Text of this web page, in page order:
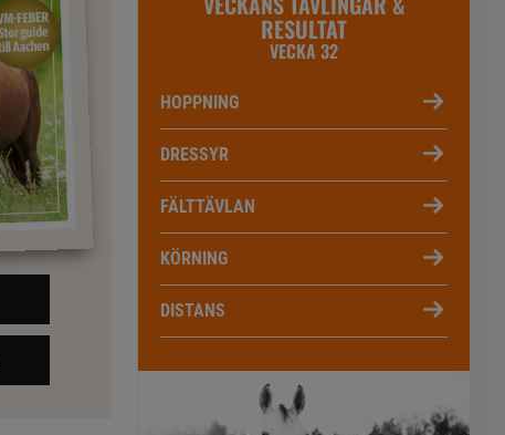
RESULTAT
VECKA 32
HOPPNING
DRESSYR
FÄLTTÄVLAN
KÖRNING
DISTANS